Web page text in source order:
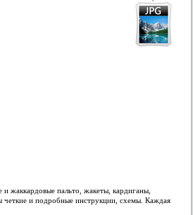
жаккардовые пальто, жакеты, кардиганы,
и подробные инструкции, схемы. Каждая